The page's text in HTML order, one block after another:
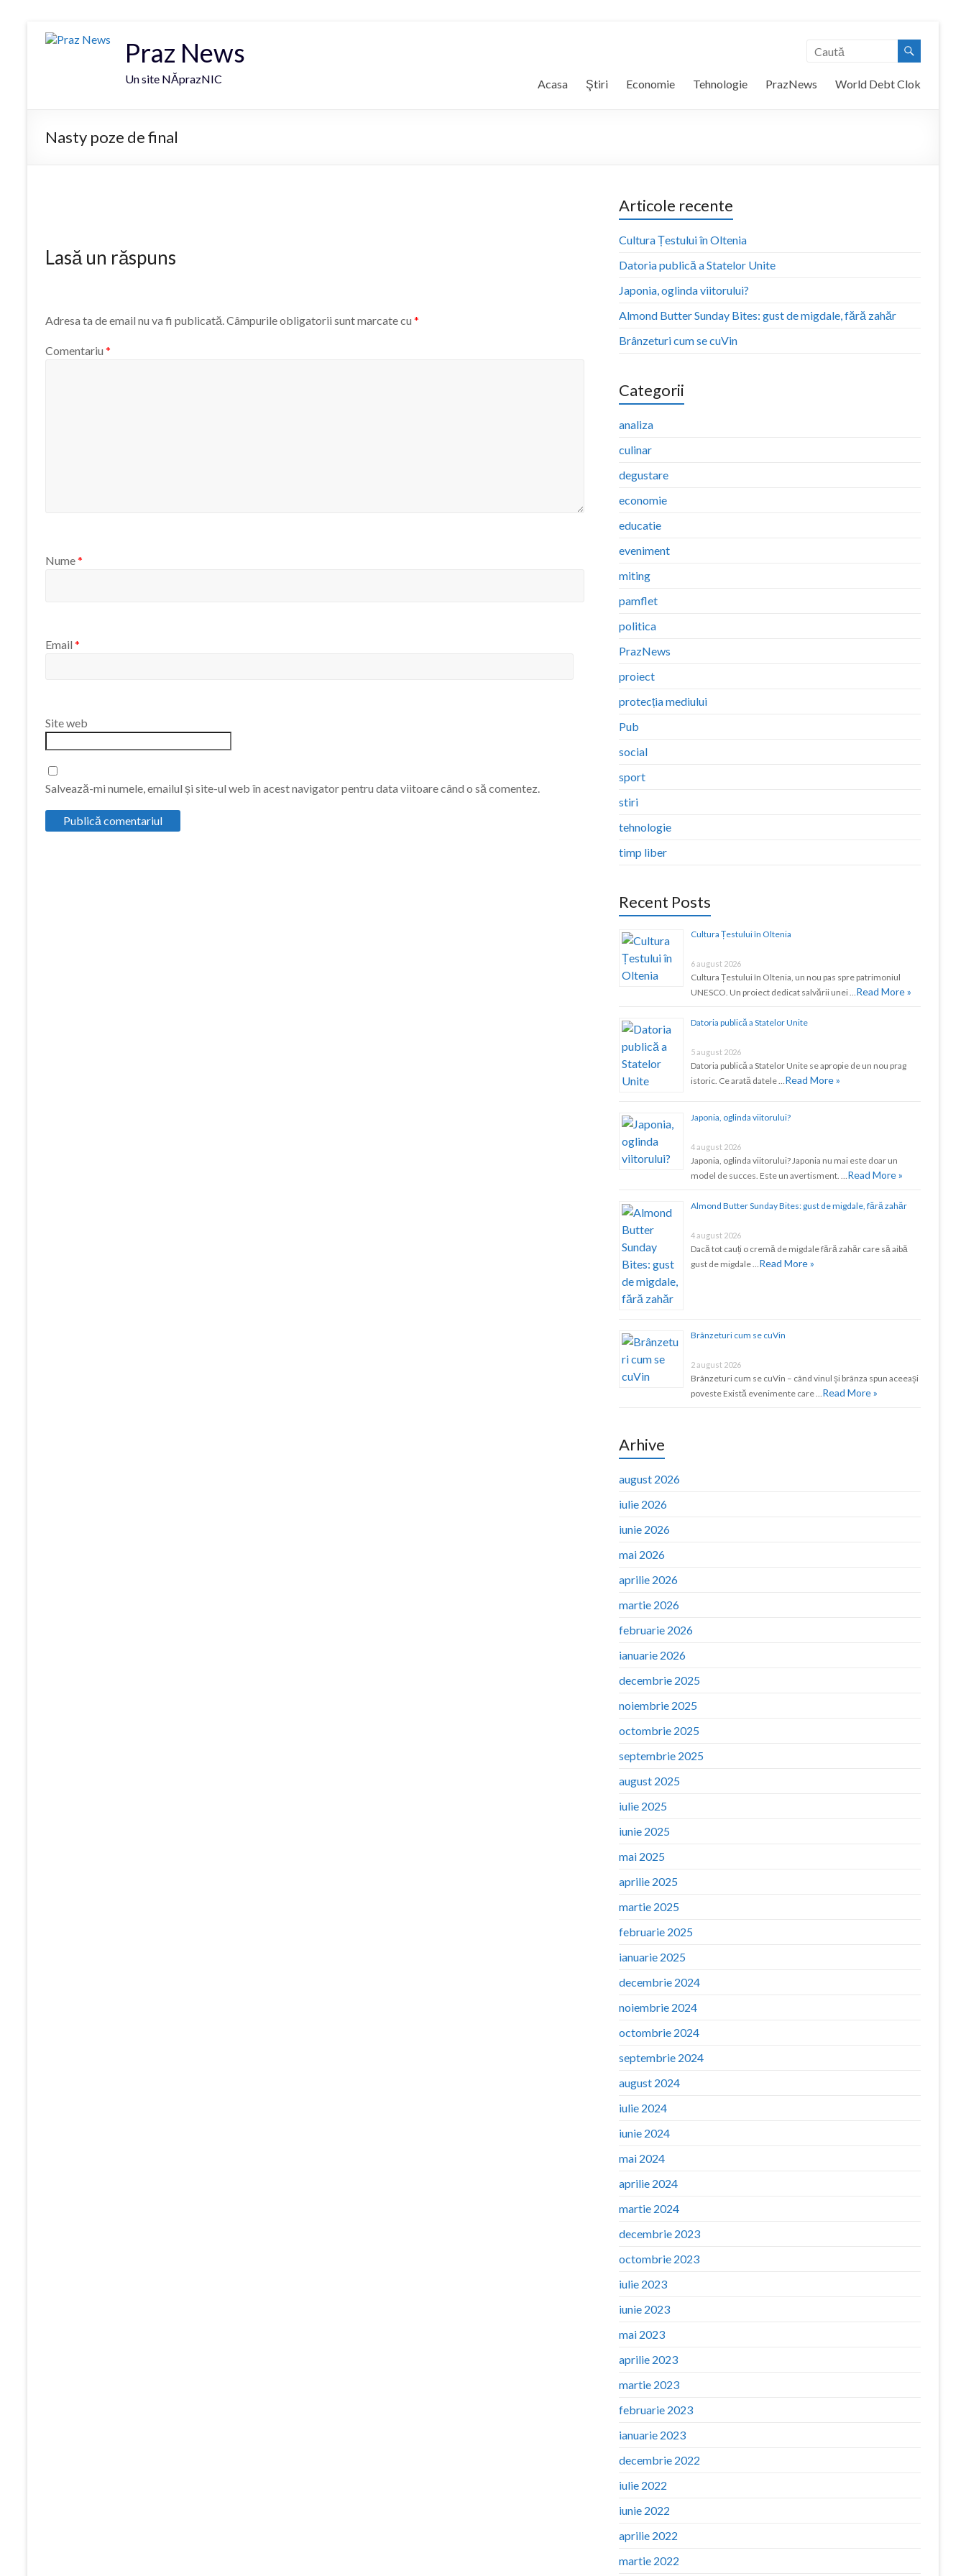
Praz News
Un site NĂprazNIC Acasa Ştiri Economie Tehnologie PrazNews World Debt Clok
Nasty poze de final
Lasă un răspuns
Adresa ta de email nu va fi publicată.Câmpurile obligatorii sunt marcate cu *
Comentariu *
Nume*
Email *
Site web
Salvează-mi numele, emailul și site-ul web în acest navigator pentru data viitoare când o să comentez.
Articole recente
Cultura Țestului în Oltenia
Datoria publică a Statelor Unite
Japonia, oglinda viitorului?
Almond Butter Sunday Bites: gust de migdale, fără zahăr
Brânzeturi cum se cuVin
Categorii
analiza
culinar
degustare
economie
educatie
eveniment
miting
pamflet
politica
PrazNews
proiect
protecția mediului
Pub
social
sport
stiri
tehnologie
timp liber
Recent Posts
Cultura Țestului în Oltenia
6 august 2026
Cultura Țestului în Oltenia, un nou pas spre patrimoniul
UNESCO. Un proiect dedicat salvării unei …Read More »
Datoria publică a Statelor Unite
5 august 2026
Datoria publică a Statelor Unite se apropie de un nou prag
istoric. Ce arată datele …Read More »
Japonia, oglinda viitorului?
4 august 2026
Japonia, oglinda viitorului? Japonia nu mai este doar un
model de succes. Este un avertisment. …Read More »
Almond Butter Sunday Bites: gust de migdale, fără zahăr
4 august 2026
Dacă tot cauți o cremă de migdale fără zahăr care să aibă
gust de migdale …Read More »
Brânzeturi cum se cuVin
2 august 2026
Brânzeturi cum se cuVin – când vinul și brânza spun aceeași
poveste Există evenimente care …Read More »
Arhive
august 2026
iulie 2026
iunie 2026
mai 2026
aprilie 2026
martie 2026
februarie 2026
ianuarie 2026
decembrie 2025
noiembrie 2025
octombrie 2025
septembrie 2025
august 2025
iulie 2025
iunie 2025
mai 2025
aprilie 2025
martie 2025
februarie 2025
ianuarie 2025
decembrie 2024
noiembrie 2024
octombrie 2024
septembrie 2024
august 2024
iulie 2024
iunie 2024
mai 2024
aprilie 2024
martie 2024
decembrie 2023
octombrie 2023
iulie 2023
iunie 2023
mai 2023
aprilie 2023
martie 2023
februarie 2023
ianuarie 2023
decembrie 2022
iulie 2022
iunie 2022
aprilie 2022
martie 2022